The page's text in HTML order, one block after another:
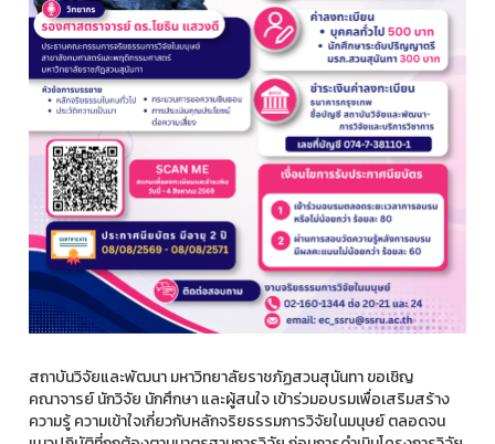
สถาบันวิจัยและพัฒนา มหาวิทยาลัยราชภัฏสวนสุนันทา ขอเชิญ
คณาจารย์ นักวิจัย นักศึกษา และผู้สนใจ เข้าร่วมอบรมเพื่อเสริมสร้าง
ความรู้ ความเข้าใจเกี่ยวกับหลักจริยธรรมการวิจัยในมนุษย์ ตลอดจน